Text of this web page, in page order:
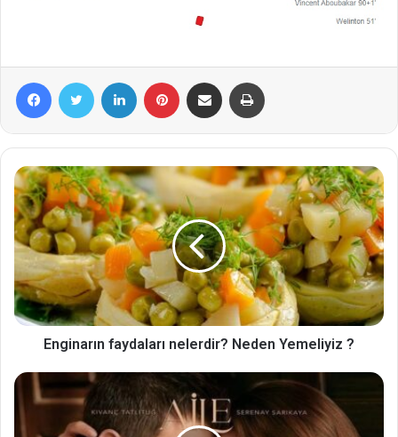
Enginarın faydaları nelerdir? Neden Yemeliyiz ?